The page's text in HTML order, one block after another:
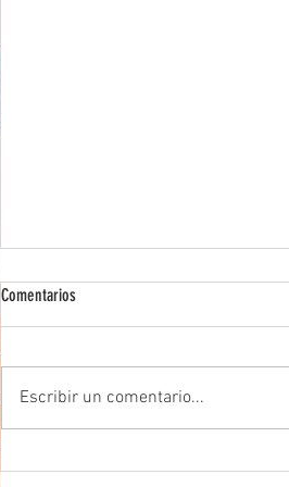
Visita de la familia Pineda
Comentarios
Escribir un comentario...